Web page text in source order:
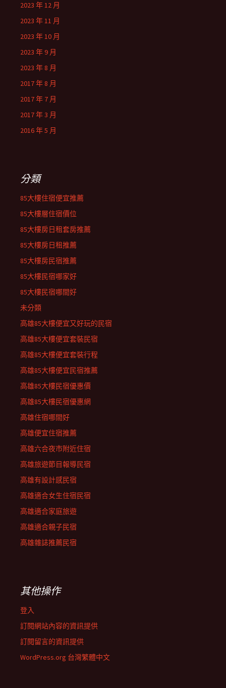
2023 年 12 月
2023 年 11 月
2023 年 10 月
2023 年 9 月
2023 年 8 月
2017 年 8 月
2017 年 7 月
2017 年 3 月
2016 年 5 月
分類
85大樓住宿便宜推薦
85大樓層住宿價位
85大樓房日租套房推薦
85大樓房日租推薦
85大樓房民宿推薦
85大樓民宿哪家好
85大樓民宿哪間好
未分類
高雄85大樓便宜又好玩的民宿
高雄85大樓便宜套裝民宿
高雄85大樓便宜套裝行程
高雄85大樓便宜民宿推薦
高雄85大樓民宿優惠價
高雄85大樓民宿優惠網
高雄住宿哪間好
高雄便宜住宿推薦
高雄六合夜市附近住宿
高雄旅遊節目報導民宿
高雄有設計感民宿
高雄適合女生住宿民宿
高雄適合家庭旅遊
高雄適合親子民宿
高雄雜誌推薦民宿
其他操作
登入
訂閱網站內容的資訊提供
訂閱留言的資訊提供
WordPress.org 台灣繁體中文